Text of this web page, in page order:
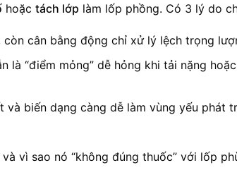
hoặc tách lớp làm lốp phồng. Có 3 lý do
cân bằng động chỉ xử lý lệch trọng
là “điểm mỏng” dễ hỏng khi tải nặng hoặc
và biến dạng càng dễ làm vùng yếu phát
vì sao nó “không đúng thuốc” với lốp